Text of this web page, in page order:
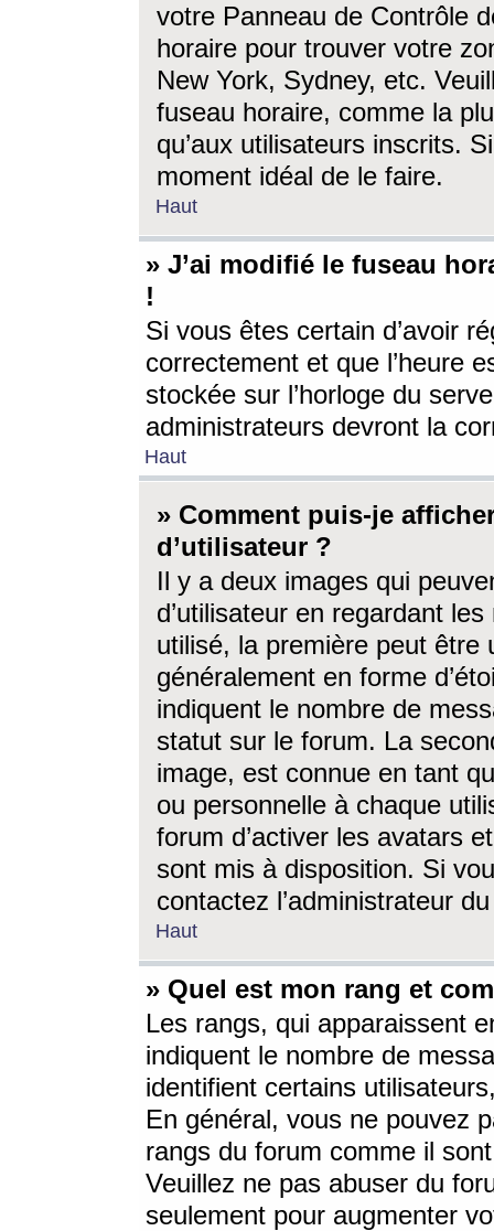
votre Panneau de Contrôle
horaire pour trouver votre
New York, Sydney, etc.
fuseau horaire, comme la
qu’aux utilisateurs inscrits.
moment idéal de le faire.
Haut
» J’ai modifié le fuseau
!
Si vous êtes certain d’avoir
correctement et que l’heure
stockée sur l’horloge du
administrateurs devront la
Haut
» Comment puis-je
d’utilisateur ?
Il y a deux images qui
d’utilisateur en regardant
utilisé, la première peut être
généralement en forme
indiquent le nombre de
statut sur le forum. La
image, est connue en tant
ou personnelle à chaque
forum d’activer les avatars
sont mis à disposition. Si
contactez l’administrateur
Haut
» Quel est mon rang et
Les rangs, qui apparaissent
indiquent le nombre de
identifient certains
En général, vous ne pouvez
rangs du forum comme il
Veuillez ne pas abuser du
seulement pour augmenter